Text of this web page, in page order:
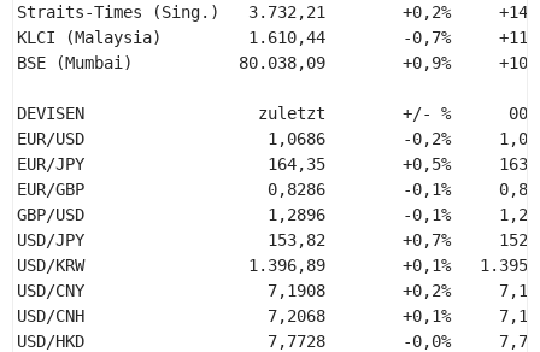
Straits-Times (Sing.)   3.732,21        +0,2%
KLCI (Malaysia)         1.610,44        -0,7%
BSE (Mumbai)           80.038,09        +0,9%
DEVISEN                  zuletzt        +/- %
EUR/USD                   1,0686        -0,2%
EUR/JPY                   164,35        +0,5%
EUR/GBP                   0,8286        -0,1%
GBP/USD                   1,2896        -0,1%
USD/JPY                   153,82        +0,7%
USD/KRW                 1.396,89        +0,1%
USD/CNY                   7,1908        +0,2%
USD/CNH                   7,2068        +0,1%
USD/HKD                   7,7728        -0,0%